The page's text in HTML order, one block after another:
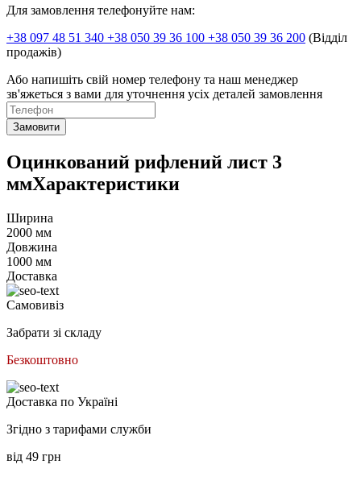
Для замовлення телефонуйте нам:
+38 097 48 51 340 +38 050 39 36 100 +38 050 39 36 200 (Відділ
продажів)
Або напишіть свій номер телефону та наш менеджер
зв'яжеться з вами для уточнення усіх деталей замовлення
Замовити
Оцинкований рифлений лист 3
ммХарактеристики
Ширина
2000 мм
Довжина
1000 мм
Доставка
Самовивіз
Забрати зі складу
Безкоштовно
Доставка по Україні
Згідно з тарифами служби
від 49 грн